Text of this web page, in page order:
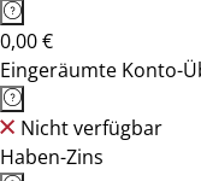
0,00 €
Eingeräumte Konto-
Nicht verfügbar
Haben-Zins